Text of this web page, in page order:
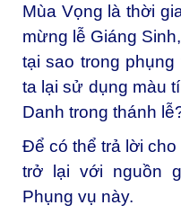
Mùa Vọng là thời
mừng lễ Giáng
tại sao trong
ta lại sử dụng màu
Danh trong thánh
Để có thể trả lời
trở lại với nguồn
Phụng vụ này.